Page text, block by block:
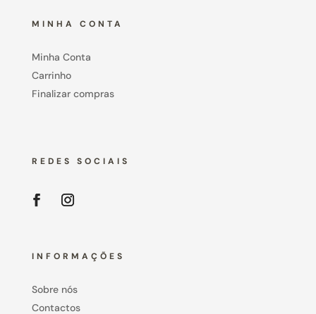
MINHA CONTA
Minha Conta
Carrinho
Finalizar compras
REDES SOCIAIS
INFORMAÇÕES
Sobre nós
Contactos